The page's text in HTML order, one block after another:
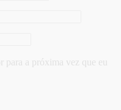
para a próxima vez que eu